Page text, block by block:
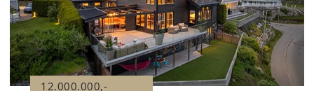
12.000.000,-